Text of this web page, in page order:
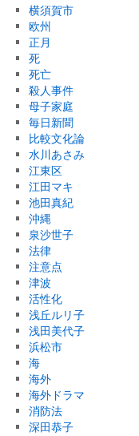
横須賀市
欧州
正月
死
死亡
殺人事件
母子家庭
毎日新聞
比較文化論
水川あさみ
江東区
江田マキ
池田真紀
沖縄
泉沙世子
法律
注意点
津波
活性化
浅丘ルリ子
浅田美代子
浜松市
海
海外
海外ドラマ
消防法
深田恭子